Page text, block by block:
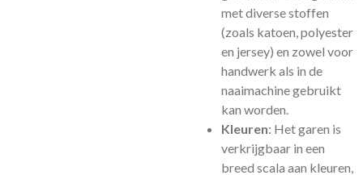
met diverse stoffen
(zoals katoen, polyester
en jersey) en zowel voor
handwerk als in de
naaimachine gebruikt
kan worden.
Kleuren: Het garen is
verkrijgbaar in een
breed scala aan kleuren,